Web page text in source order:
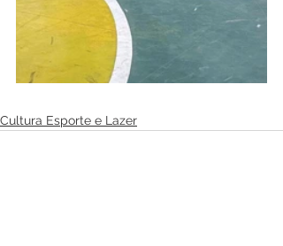
Cultura Esporte e Lazer